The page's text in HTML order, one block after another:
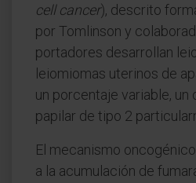
cell cancer), descrito
por Tomlinson y
portadores desarrollan
leiomiomas uterinos de
un porcentaje variable, un
papilar de tipo 2
El mecanismo
a la acumulación de